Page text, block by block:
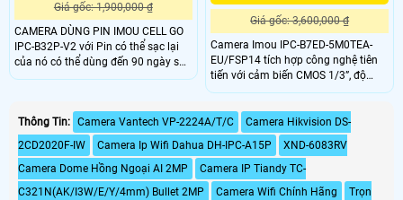
Giá gốc: 1,900,000 ₫
CAMERA DÙNG PIN IMOU CELL GO
IPC-B32P-V2 với Pin có thể sạc lại
của nó có thể dùng đến 90 ngày sau
một lần sạc. Công nghệ phát hiện
minh. Cung cấp khả năng giám sát
trực tiếp 2K để xem rõ những gì
đang xảy ra trong và xung quanh
nhà bạn
Giá gốc: 3,600,000 ₫
Camera Imou IPC-B7ED-5M0TEA-
EU/FSP14 tích hợp công nghệ tiên
tiến với cảm biến CMOS 1/3”, độ
phân giải 5MP, ống kính 3.6mm góc
2.4GHz, 4G LTE, đèn hồng ngoại
20m và chuẩn chống nước IP66.
Sản phẩm cung cấp chất lượng hình
ảnh sắc nét, hoạt động ổn định
trong điều kiện khắc nghiệt.
Thông Tin: Camera Vantech VP-2224A/T/C
Camera Hikvision DS-
2CD2020F-IW
Camera Ip Wifi Dahua DH-IPC-A15P
XND-6083RV
Camera Dome Hồng Ngoại AI 2MP
Camera IP Tiandy TC-
C321N(AK/I3W/E/Y/4mm) Bullet 2MP
Camera Wifi Chính Hãng
Trọn